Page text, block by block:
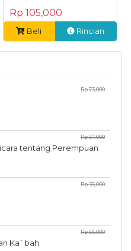
Rp 105,000
Beli Rincian
Rp 73,000
Rp 57,000
tentang Perempuan
Rp 35,000
Rp 55,000
Ka`bah